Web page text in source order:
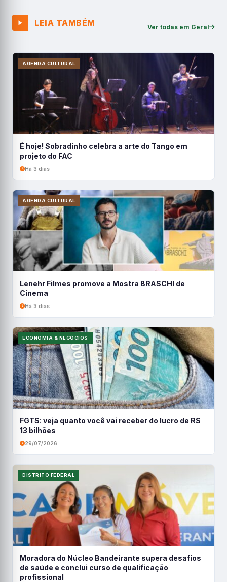
LEIA TAMBÉM Ver todas em Geral
AGENDA CULTURAL
É hoje! Sobradinho celebra a arte do Tango em
projeto do FAC
Há 3 dias
AGENDA CULTURAL
Lenehr Filmes promove a Mostra BRASCHI de
Cinema
Há 3 dias
ECONOMIA & NEGÓCIOS
FGTS: veja quanto você vai receber do lucro de R$
13 bilhões
29/07/2026
DISTRITO FEDERAL
Moradora do Núcleo Bandeirante supera desafios
de saúde e conclui curso de qualificação
profissional